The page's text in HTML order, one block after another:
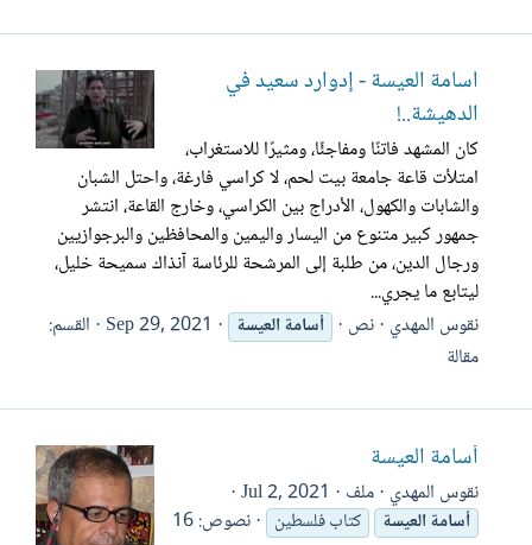
أسامة العيسة - إدوارد سعيد في
الدهيشة..!
كان المشهد فاتنًا ومفاجئًا، ومثيرًا للاستغراب،
امتلأت قاعة جامعة بيت لحم، لا كراسي فارغة، واحتل الشبان
والشابات والكهول، الأدراج بين الكراسي، وخارج القاعة، انتشر
جمهور كبير متنوع من اليسار واليمين والمحافظين والبرجوازيين
ورجال الدين، من طلبة إلى المرشحة للرئاسة آنذاك سميحة خليل،
ليتابع ما يجري...
نقوس المهدي نص أسامةالعيسة Sep 29, 2021 القسم:
مقالة
أسامة العيسة
نقوس المهدي ملف Jul 2, 2021
أسامةالعيسة كتاب فلسطين نصوص: 16